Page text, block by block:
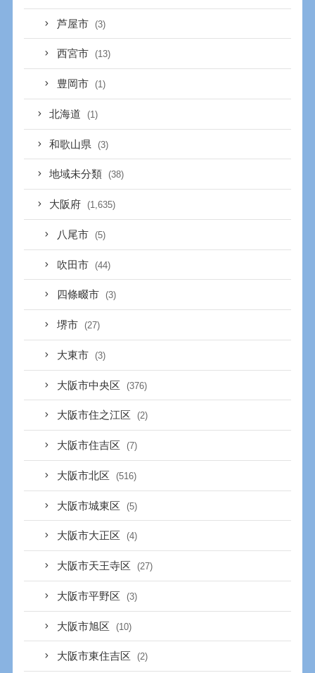
芦屋市 (3)
西宮市 (13)
豊岡市 (1)
北海道 (1)
和歌山県 (3)
地域未分類 (38)
大阪府 (1,635)
八尾市 (5)
吹田市 (44)
四條畷市 (3)
堺市 (27)
大東市 (3)
大阪市中央区 (376)
大阪市住之江区 (2)
大阪市住吉区 (7)
大阪市北区 (516)
大阪市城東区 (5)
大阪市大正区 (4)
大阪市天王寺区 (27)
大阪市平野区 (3)
大阪市旭区 (10)
大阪市東住吉区 (2)